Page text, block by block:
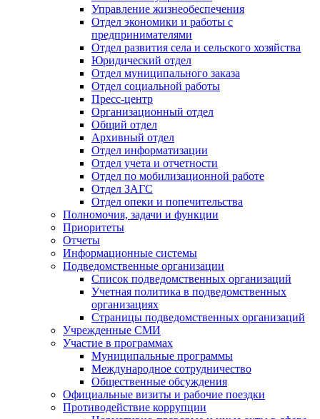
Управление жизнеобеспечения
Отдел экономики и работы с
предпринимателями
Отдел развития села и сельского хозяйства
Юридический отдел
Отдел муниципального заказа
Отдел социальной работы
Пресс-центр
Организационный отдел
Общий отдел
Архивный отдел
Отдел информатизации
Отдел учета и отчетности
Отдел по мобилизационной работе
Отдел ЗАГС
Отдел опеки и попечительства
Полномочия, задачи и функции
Приоритеты
Отчеты
Информационные системы
Подведомственные организации
Список подведомственных организаций
Учетная политика в подведомственных
организациях
Страницы подведомственных организаций
Учрежденные СМИ
Участие в программах
Муниципальные программы
Международное сотрудничество
Общественные обсуждения
Официальные визиты и рабочие поездки
Противодействие коррупции